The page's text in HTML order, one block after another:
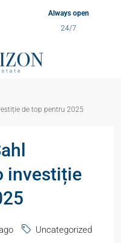
Always open
24/7
de top pentru 2025
investiție
Uncategorized